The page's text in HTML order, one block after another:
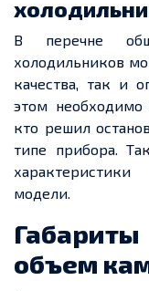
В перечне
холодильников
качества, так и
этом
кто решил
типе прибора.
модели.
объем